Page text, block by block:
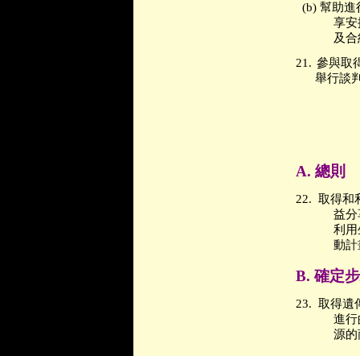
(b) 幫助進
享
及
21. 參與取
舉行談
A. 總則
22. 取得和
益
利
動
B. 確定
23. 取得遺
進
源